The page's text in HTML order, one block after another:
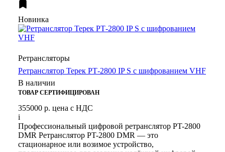
Новинка
Ретрансляторы
Ретранслятор Терек РТ-2800 IP S с шифрованием VHF
В наличии
ТОВАР СЕРТИФИЦИРОВАН
355000 р. цена с НДС
i
Профессиональный цифровой ретранслятор PT-2800
DMR Ретранслятор PT-2800 DMR — это
стационарное или возимое устройство,